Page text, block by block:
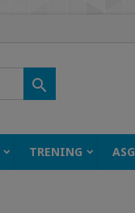

TRENING ASG